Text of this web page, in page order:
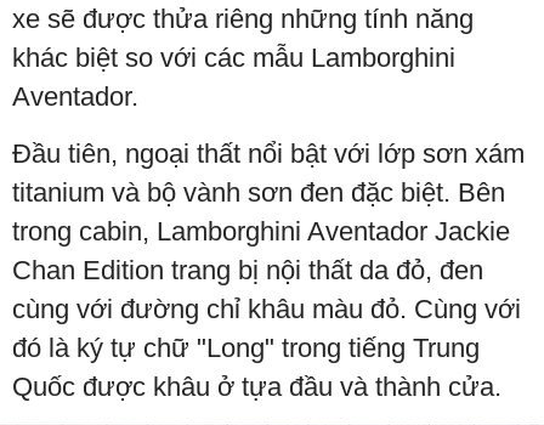
xe sẽ được thửa riêng những tính năng
khác biệt so với các mẫu Lamborghini
Aventador.
Đầu tiên, ngoại thất nổi bật với lớp sơn xám
titanium và bộ vành sơn đen đặc biệt. Bên
trong cabin, Lamborghini Aventador Jackie
Chan Edition trang bị nội thất da đỏ, đen
cùng với đường chỉ khâu màu đỏ. Cùng với
đó là ký tự chữ "Long" trong tiếng Trung
Quốc được khâu ở tựa đầu và thành cửa.